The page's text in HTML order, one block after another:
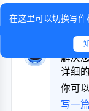
在这里可以切换写作
解决
详细
你可
写一